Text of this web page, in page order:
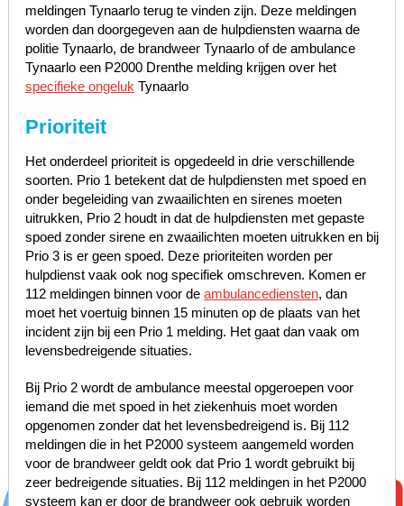
meldingen Tynaarlo terug te vinden zijn. Deze meldingen
worden dan doorgegeven aan de hulpdiensten waarna de
politie Tynaarlo, de brandweer Tynaarlo of de ambulance
Tynaarlo een P2000 Drenthe melding krijgen over het
specifieke ongeluk Tynaarlo
Prioriteit
Het onderdeel prioriteit is opgedeeld in drie verschillende
soorten. Prio 1 betekent dat de hulpdiensten met spoed en
onder begeleiding van zwaailichten en sirenes moeten
uitrukken, Prio 2 houdt in dat de hulpdiensten met gepaste
spoed zonder sirene en zwaailichten moeten uitrukken en bij
Prio 3 is er geen spoed. Deze prioriteiten worden per
hulpdienst vaak ook nog specifiek omschreven. Komen er
112 meldingen binnen voor de ambulancediensten, dan
moet het voertuig binnen 15 minuten op de plaats van het
incident zijn bij een Prio 1 melding. Het gaat dan vaak om
levensbedreigende situaties.
Bij Prio 2 wordt de ambulance meestal opgeroepen voor
iemand die met spoed in het ziekenhuis moet worden
opgenomen zonder dat het levensbedreigend is. Bij 112
meldingen die in het P2000 systeem aangemeld worden
voor de brandweer geldt ook dat Prio 1 wordt gebruikt bij
zeer bedreigende situaties. Bij 112 meldingen in het P2000
systeem kan er door de brandweer ook gebruik worden